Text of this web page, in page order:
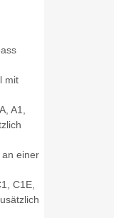
mit
A1,
an einer
C1E,